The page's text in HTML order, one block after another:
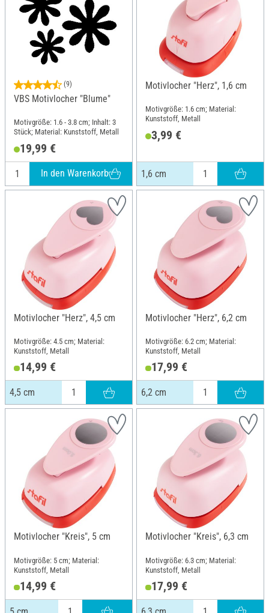
(9)
VBS Motivlocher "Blume"
Motivgröße: 1.6 - 3.8 cm; Inhalt: 3
Stück; Material: Kunststoff, Metall
19,99 €
In den Warenkorb
Motivlocher "Herz", 1,6 cm
Motivgröße: 1.6 cm; Material:
Kunststoff, Metall
3,99 €
1,6 cm
Motivlocher "Herz", 4,5 cm
Motivgröße: 4.5 cm; Material:
Kunststoff, Metall
14,99 €
4,5 cm
Motivlocher "Herz", 6,2 cm
Motivgröße: 6.2 cm; Material:
Kunststoff, Metall
17,99 €
6,2 cm
Motivlocher "Kreis", 5 cm
Motivgröße: 5 cm; Material:
Kunststoff, Metall
14,99 €
Motivlocher "Kreis", 6,3 cm
Motivgröße: 6.3 cm; Material:
Kunststoff, Metall
17,99 €